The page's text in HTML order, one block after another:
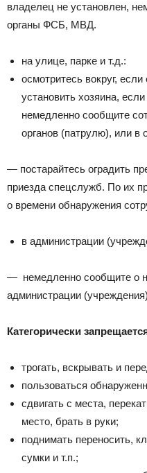
владелец не установлен,
органы ФСБ, МВД.
на улице, парке и т.д.:
осмотритесь вокруг,
установить хозяина,
немедленно сообщите
органов (патрулю), или
— постарайтесь оградить
приезда спецслужб. По их
о времени обнаружения
в администрации
— немедленно сообщите о
администрации
Категорически
трогать, вскрывать и
пользоваться
сдвигать с места,
место, брать в руки;
поднимать переносить,
сумки и т.п.;